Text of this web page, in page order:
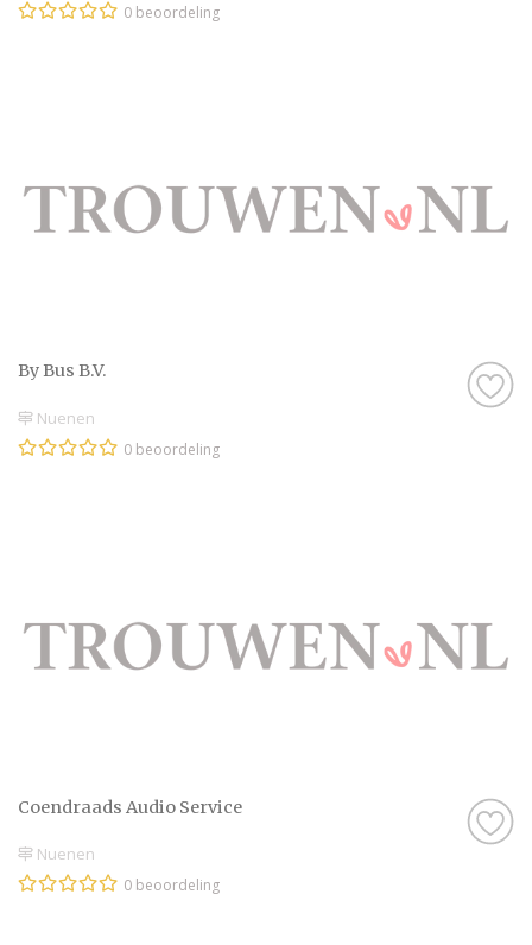
0 beoordeling
By Bus B.V.
Nuenen
0 beoordeling
Coendraads Audio Service
Nuenen
0 beoordeling